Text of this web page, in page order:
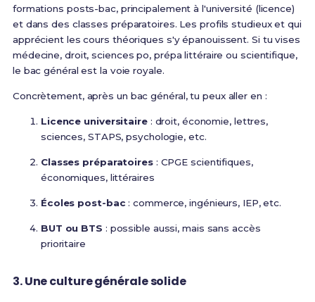
formations posts-bac, principalement à l'université (licence)
et dans des classes préparatoires. Les profils studieux et qui
apprécient les cours théoriques s'y épanouissent. Si tu vises
médecine, droit, sciences po, prépa littéraire ou scientifique,
le bac général est la voie royale.
Concrètement, après un bac général, tu peux aller en :
Licence universitaire: droit, économie, lettres,
sciences, STAPS, psychologie, etc.
Classes préparatoires: CPGE scientifiques,
économiques, littéraires
Écoles post-bac : commerce, ingénieurs, IEP, etc.
BUT ou BTS : possible aussi, mais sans accès
prioritaire
3. Une culture générale solide